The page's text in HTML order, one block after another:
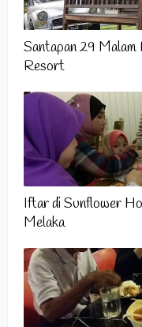
Santapan 29
Resort
Iftar di Sunflower
Melaka